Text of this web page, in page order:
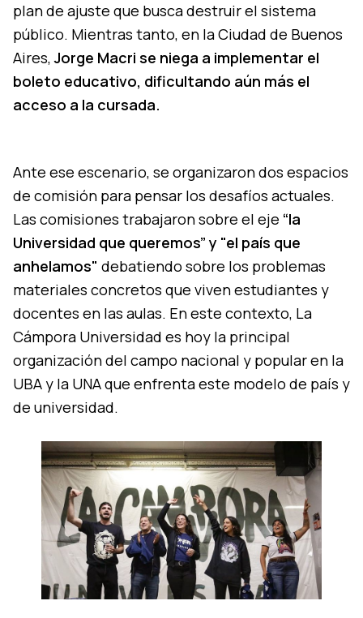
plan de ajuste que busca destruir el sistema
público. Mientras tanto, en la Ciudad de Buenos
Aires,Jorge Macri se niega a implementar el
boleto educativo, dificultando aún más el
acceso a la cursada.
Ante ese escenario, se organizaron dos espacios
de comisión para pensar los desafíos actuales.
Las comisiones trabajaron sobre el eje “la
Universidad que queremos” y "el país que
anhelamos" debatiendo sobre los problemas
materiales concretos que viven estudiantes y
docentes en las aulas. En este contexto, La
Cámpora Universidad es hoy la principal
organización del campo nacional y popular en la
UBA y la UNA que enfrenta este modelo de país y
de universidad.